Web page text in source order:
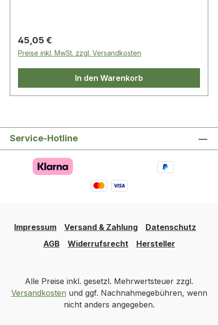
Regulärer Preis:
45,05 €
Preise inkl. MwSt. zzgl. Versandkosten
In den Warenkorb
Service-Hotline
Impressum Versand & Zahlung
Datenschutz
AGB
Widerrufsrecht Hersteller
Alle Preise inkl. gesetzl. Mehrwertsteuer zzgl.
Versandkosten und ggf. Nachnahmegebühren, wenn
nicht anders angegeben.